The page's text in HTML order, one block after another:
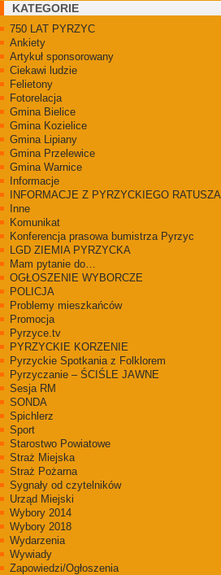
KATEGORIE
750 LAT PYRZYC
Ankiety
Artykuł sponsorowany
Ciekawi ludzie
Felietony
Fotorelacja
Gmina Bielice
Gmina Kozielice
Gmina Lipiany
Gmina Przelewice
Gmina Warnice
Informacje
INFORMACJE Z PYRZYCKIEGO RATUSZA
Inne
Komunikat
Konferencja prasowa bumistrza Pyrzyc
LGD ZIEMIA PYRZYCKA
Mam pytanie do…
OGŁOSZENIE WYBORCZE
POLICJA
Problemy mieszkańców
Promocja
Pyrzyce.tv
PYRZYCKIE KORZENIE
Pyrzyckie Spotkania z Folklorem
Pyrzyczanie – ŚCIŚLE JAWNE
Sesja RM
SONDA
Spichlerz
Sport
Starostwo Powiatowe
Straż Miejska
Straż Pożarna
Sygnały od czytelników
Urząd Miejski
Wybory 2014
Wybory 2018
Wydarzenia
Wywiady
Zapowiedzi/Ogłoszenia